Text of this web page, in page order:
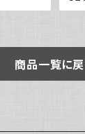
シ
ラ
商品一覧に